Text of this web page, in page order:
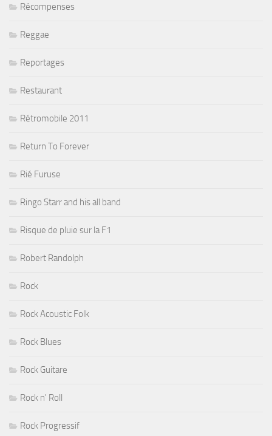
Récompenses
Reggae
Reportages
Restaurant
Rétromobile 2011
Return To Forever
Rié Furuse
Ringo Starr and his all band
Risque de pluie sur la F1
Robert Randolph
Rock
Rock Acoustic Folk
Rock Blues
Rock Guitare
Rock n' Roll
Rock Progressif